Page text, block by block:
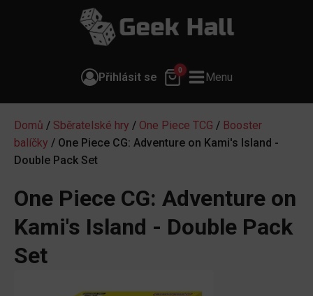
Přihlásit se
0
Menu
Domů / Sběratelské hry / One Piece TCG / Booster
balíčky / One Piece CG: Adventure on Kami's Island -
Double Pack Set
One Piece CG: Adventure on
Kami's Island - Double Pack
Set